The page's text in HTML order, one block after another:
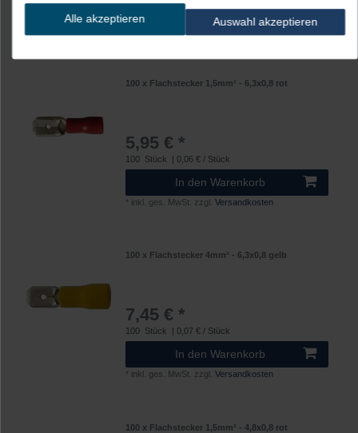
In den Warenkorb
100 x Flachstecker 1,5mm² - 6,3x0,8 rot
5,95 € *
100 Stück | 0,06 € / Stück
In den Warenkorb
* inkl. ges. MwSt. zzgl.Versandkosten
100 x Flachstecker 4mm² - 6,3x0,8 gelb
7,45 € *
100 Stück | 0,07 € / Stück
In den Warenkorb
* inkl. ges. MwSt. zzgl.Versandkosten
100 x Flachstecker 1,5mm² - 4,8x0,8 rot
Alle akzeptieren Auswahl akzeptieren